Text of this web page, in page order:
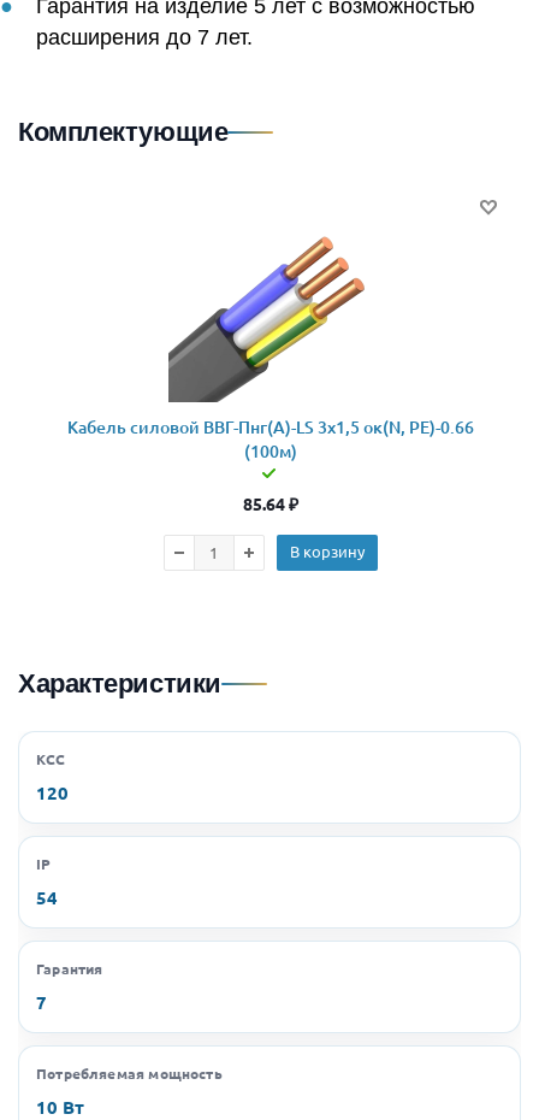
Гарантия на изделие 5 лет с возможностью
расширения до 7 лет.
Комплектующие
Кабель силовой ВВГ-Пнг(А)-LS 3x1,5 ок(N, PE)-0.66
(100м)
85.64₽
В корзину
Характеристики
КСС
120
IP
54
Гарантия
7
Потребляемая мощность
10 Вт